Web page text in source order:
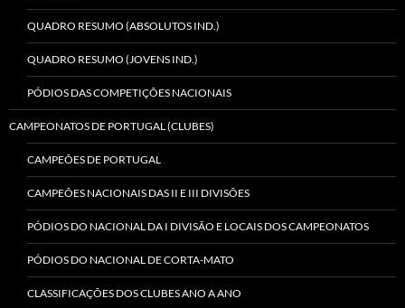
QUADRO RESUMO (ABSOLUTOS IND.)
QUADRO RESUMO (JOVENS IND.)
PÓDIOS DAS COMPETIÇÕES NACIONAIS
CAMPEONATOS DE PORTUGAL (CLUBES)
CAMPEÕES DE PORTUGAL
CAMPEÕES NACIONAIS DAS II E III DIVISÕES
PÓDIOS DO NACIONAL DA I DIVISÃO E LOCAIS DOS CAMPEONATOS
PÓDIOS DO NACIONAL DE CORTA-MATO
CLASSIFICAÇÕES DOS CLUBES ANO A ANO